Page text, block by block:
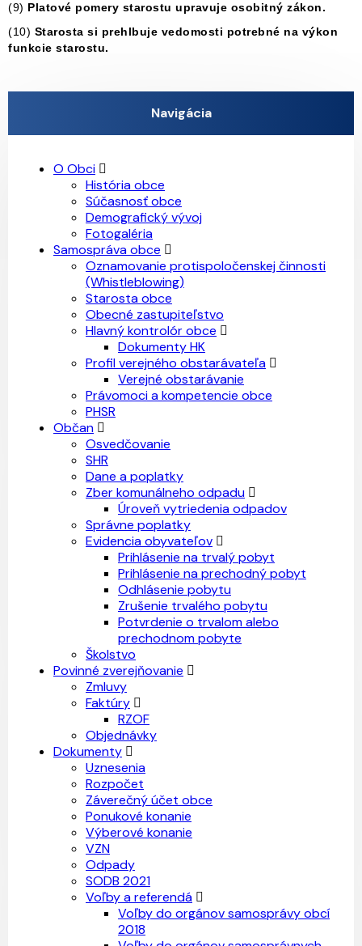
(9) Platové pomery starostu upravuje osobitný zákon.
(10) Starosta si prehlbuje vedomosti potrebné na výkon
funkcie starostu.
Navigácia
O Obci
História obce
Súčasnosť obce
Demografický vývoj
Fotogaléria
Samospráva obce
Oznamovanie protispoločenskej činnosti
(Whistleblowing)
Starosta obce
Obecné zastupiteľstvo
Hlavný kontrolór obce
Dokumenty HK
Profil verejného obstarávateľa
Verejné obstarávanie
Právomoci a kompetencie obce
PHSR
Občan
Osvedčovanie
SHR
Dane a poplatky
Zber komunálneho odpadu
Úroveň vytriedenia odpadov
Správne poplatky
Evidencia obyvateľov
Prihlásenie na trvalý pobyt
Prihlásenie na prechodný pobyt
Odhlásenie pobytu
Zrušenie trvalého pobytu
Potvrdenie o trvalom alebo
prechodnom pobyte
Školstvo
Povinné zverejňovanie
Zmluvy
Faktúry
RZOF
Objednávky
Dokumenty
Uznesenia
Rozpočet
Záverečný účet obce
Ponukové konanie
Výberové konanie
VZN
Odpady
SODB 2021
Voľby a referendá
Voľby do orgánov samosprávy obcí
2018